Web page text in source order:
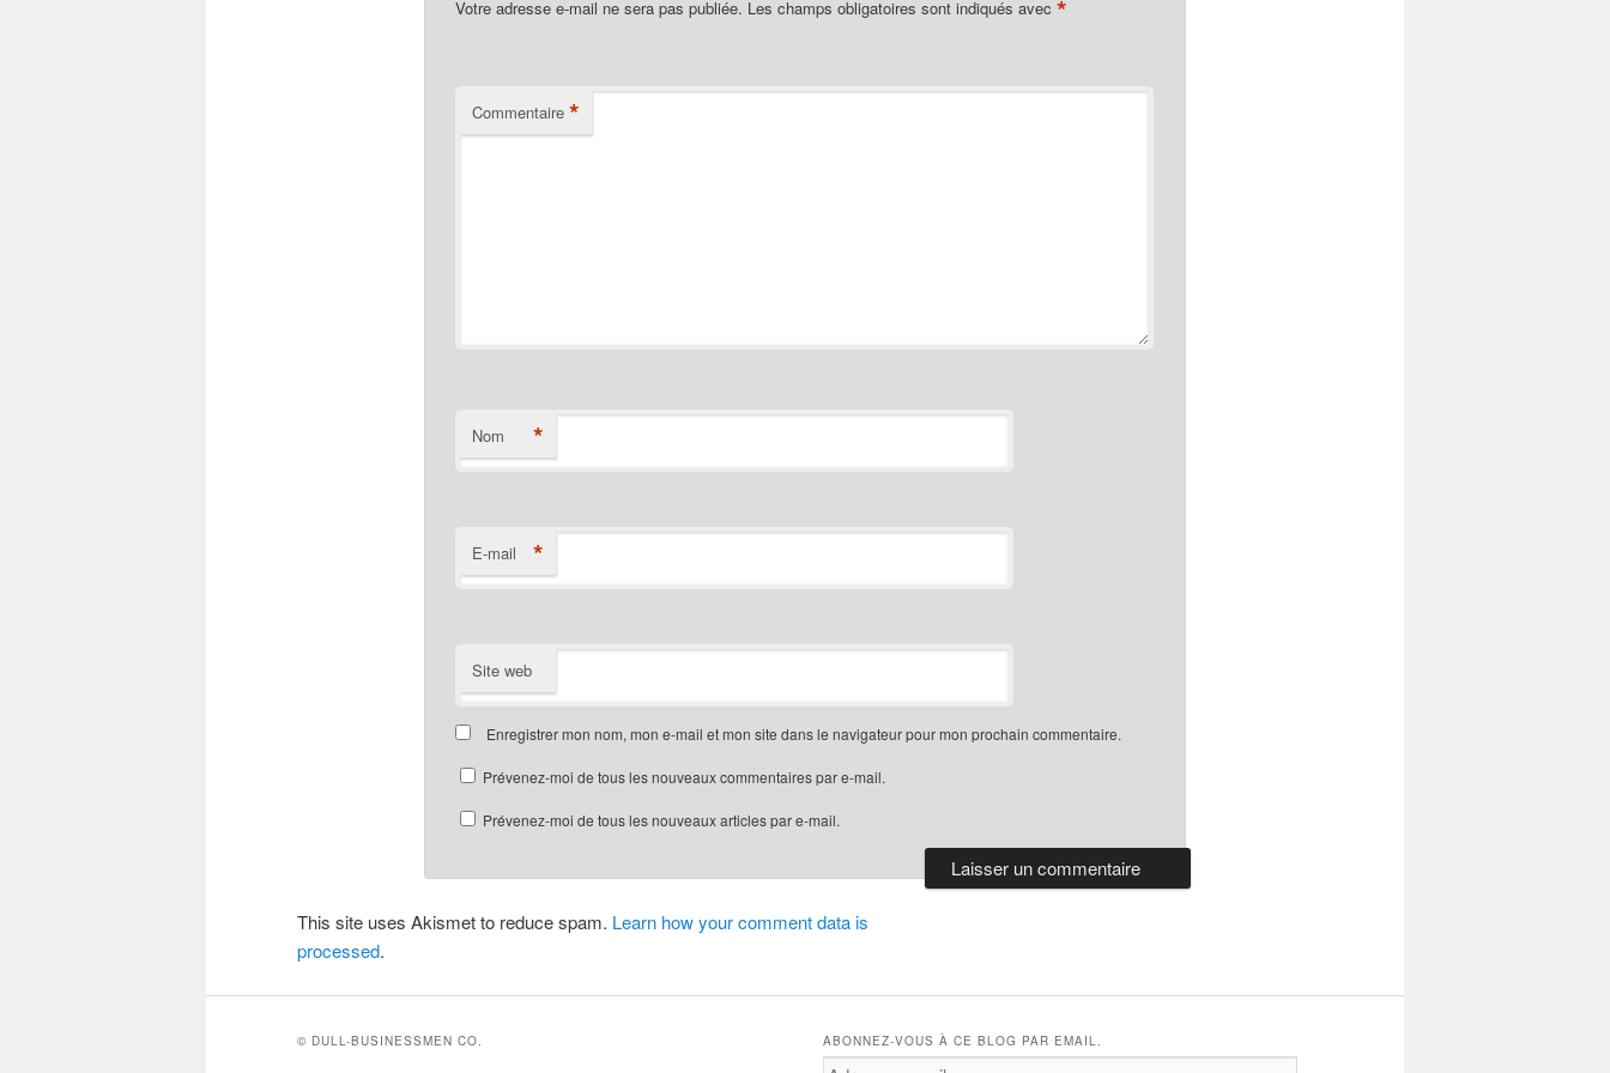
Votre adresse e-mail ne sera pas publiée. Les champs obligatoires sont indiqués avec *
Commentaire *
Nom *
E-mail *
Site web
Enregistrer mon nom, mon e-mail et mon site dans le navigateur pour mon prochain commentaire.
Prévenez-moi de tous les nouveaux commentaires par e-mail.
Prévenez-moi de tous les nouveaux articles par e-mail.
This site uses Akismet to reduce spam. Learn how your comment data is
processed.
© DULL-BUSINESSMEN CO. ABONNEZ-VOUS À CE BLOG PAR EMAIL.
Adresse